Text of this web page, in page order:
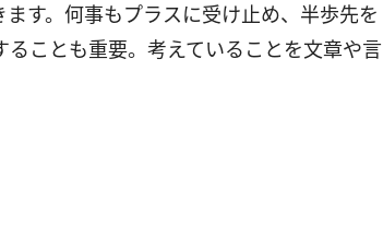
す。何事もプラスに受け止め、半歩先を
ことも重要。考えていることを文章や言